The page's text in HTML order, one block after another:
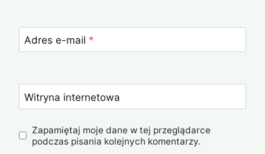
Adres e-mail *
Witryna internetowa
Zapamiętaj moje dane w tej przeglądarce
podczas pisania kolejnych komentarzy.